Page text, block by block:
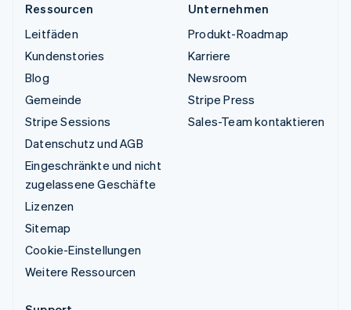
Ressourcen
Leitfäden
Kundenstories
Blog
Gemeinde
Stripe Sessions
Datenschutz und AGB
Eingeschränkte und nicht
zugelassene Geschäfte
Lizenzen
Sitemap
Cookie-Einstellungen
Weitere Ressourcen
Unternehmen
Produkt-Roadmap
Karriere
Newsroom
Stripe Press
Sales-Team kontaktieren